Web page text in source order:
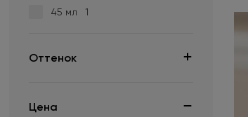
45 мл 1
Оттенок
Цена